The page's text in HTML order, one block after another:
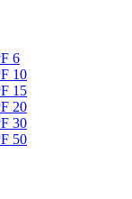
6
10
15
20
30
50